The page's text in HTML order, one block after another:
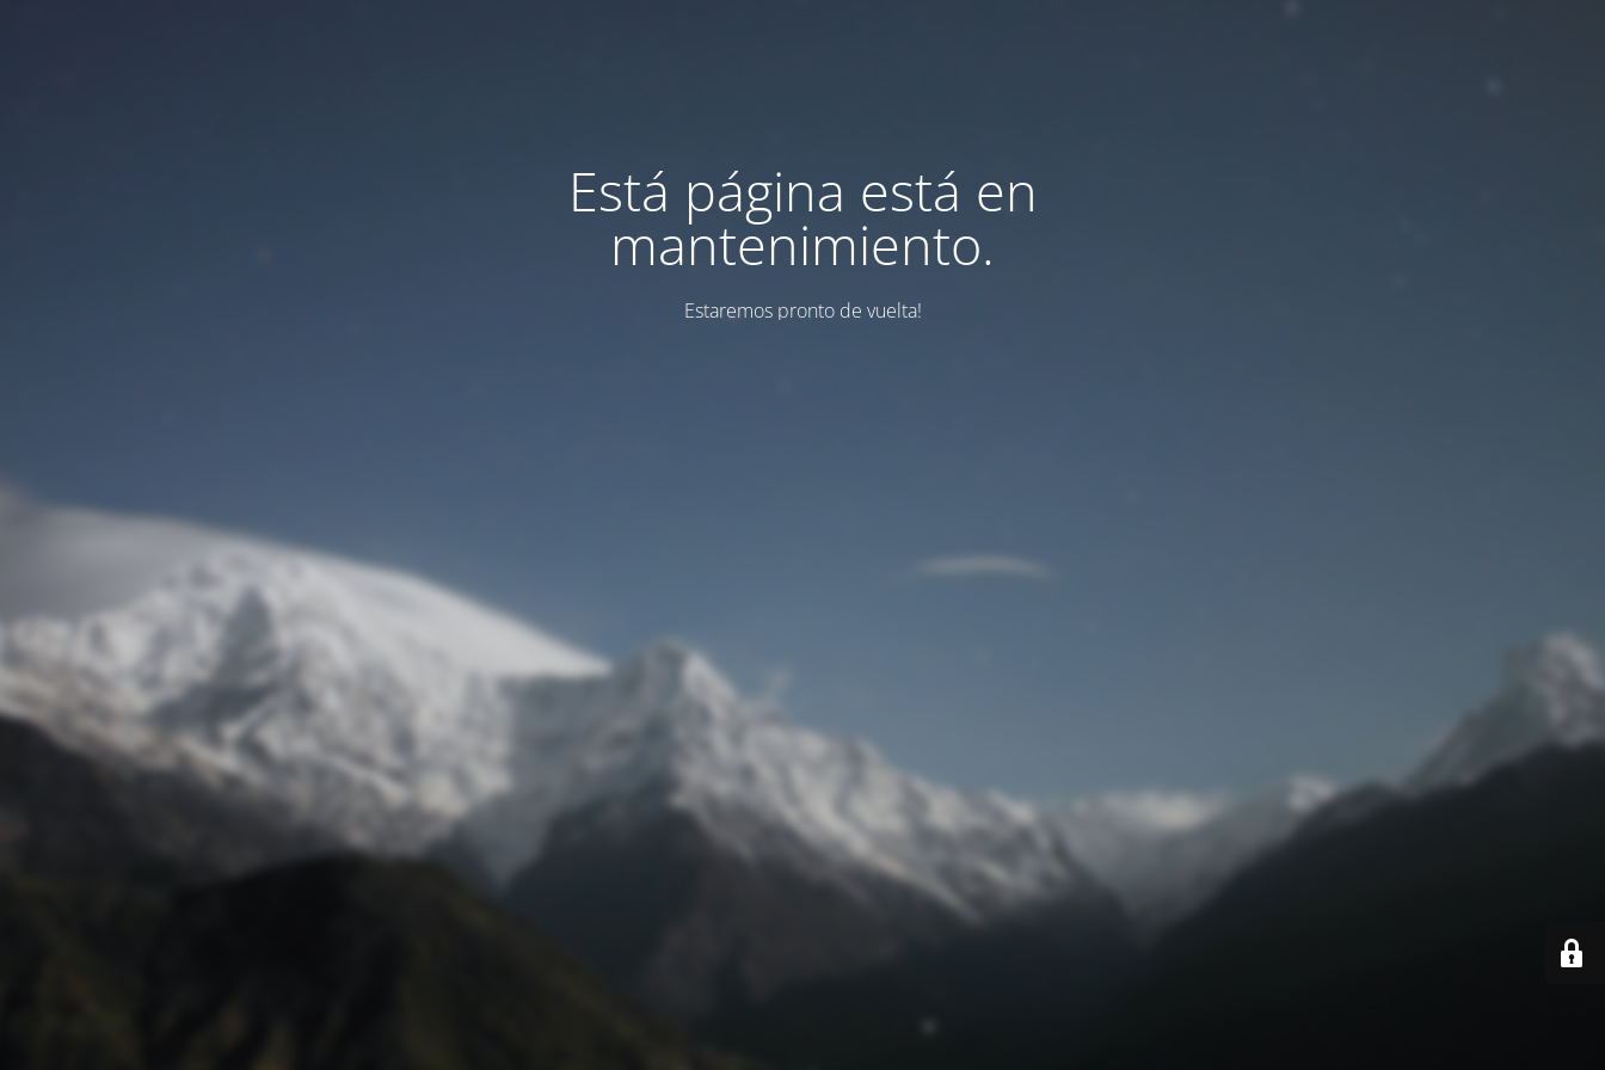
Está página está en
mantenimiento.
Estaremos pronto de vuelta!